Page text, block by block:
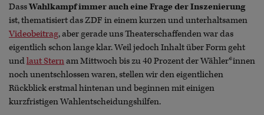
DassWahlkampfimmer auch eine Frage der Inszenierung
ist, thematisiert das ZDF in einem kurzen und unterhaltsamen
Videobeitrag, aber gerade uns Theaterschaffenden war das
eigentlich schon lange klar. Weil jedoch Inhalt über Form geht
undlaut Sternam Mittwoch bis zu 40 Prozent der Wähler*innen
noch unentschlossen waren, stellen wir den eigentlichen
Rückblick erstmal hintenan und beginnen mit einigen
kurzfristigen Wahlentscheidungshilfen.